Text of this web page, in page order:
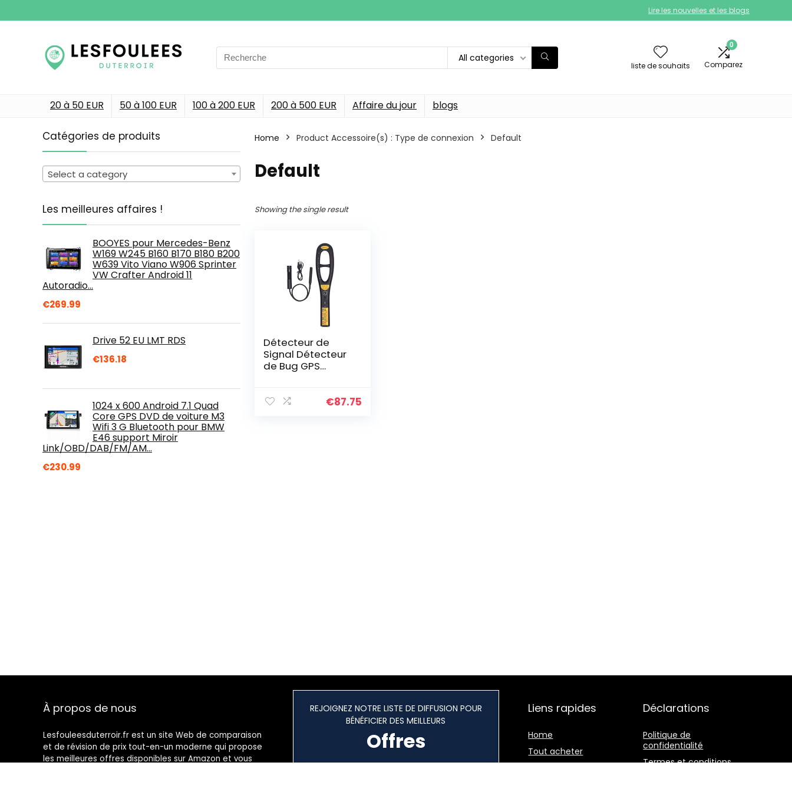
Lire les nouvelles et les blogs
Search
for:
All categories
liste de souhaits
0
Comparez
20 à 50 EUR 50 à 100 EUR 100 à 200 EUR 200 à 500 EUR Affaire du jour blogs
Catégories de produits
Select a category
Les meilleures affaires !
BOOYES pour Mercedes-Benz
W169 W245 B160 B170 B180 B200
W639 Vito Viano W906 Sprinter
VW Crafter Android 11
Autoradio…
€269.99
Drive 52 EU LMT RDS
€136.18
1024 x 600 Android 7.1 Quad
Core GPS DVD de voiture M3
Wifi 3 G Bluetooth pour BMW
E46 support Miroir
Link/OBD/DAB/FM/AM…
€230.99
Home Product Accessoire(s) : Type de connexion ‎Default
‎Default
Showing the single result
Détecteur de
Signal Détecteur
de Bug GPS
Caméra Wav€87.75
À propos de nous
Lesfouleesduterroir.fr est un site Web de comparaison
et de révision de prix tout-en-un moderne qui propose
les meilleures offres disponibles sur Amazon et vous
REJOIGNEZ NOTRE LISTE DE DIFFUSION POUR
BÉNÉFICIER DES MEILLEURS
Offres
Liens rapides
Home
Tout acheter
Déclarations
Politique de
confidentialité
Termes et conditions